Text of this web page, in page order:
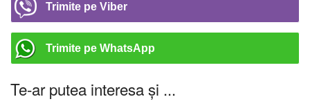
Trimite pe Viber
Trimite pe WhatsApp
Te-ar putea interesa și ...